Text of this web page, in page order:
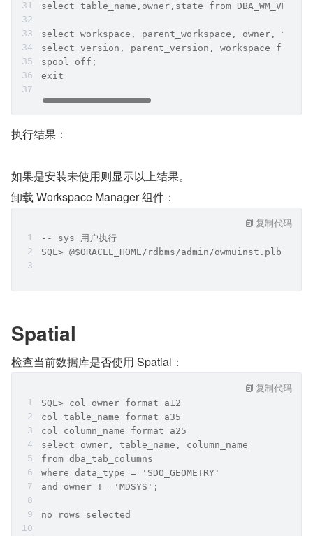
select table_name,owner,state from
select workspace, parent_workspace, owner,
select version, parent_version, workspace from
spool off;
exit
执行结果：
如果是安装未使用则显示以上结果。
卸载 Workspace Manager 组件：
-- sys 用户执行
SQL> @$ORACLE_HOME/rdbms/admin/owmuinst.plb
复制代码
Spatial
检查当前数据库是否使用 Spatial：
SQL> col owner format a12
col table_name format a35
col column_name format a25
select owner, table_name, column_name
from dba_tab_columns
where data_type = 'SDO_GEOMETRY'
and owner != 'MDSYS';
no rows selected
复制代码